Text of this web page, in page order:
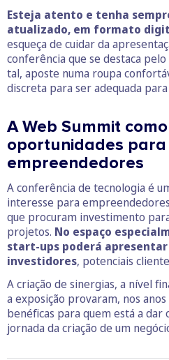
Esteja atento e tenha
atualizado, em formato
esqueça de cuidar da
conferência que se destaca
tal, aposte numa roupa
discreta para ser adequada
A Web Summit
oportunidades para
empreendedores
A conferência de tecnologia é
interesse para
que procuram investimento
projetos. No espaço
start-ups poderá apresentar
investidores, potenciais
A criação de sinergias, a nível
a exposição provaram, nos
benéficas para quem está a dar
jornada da criação de um